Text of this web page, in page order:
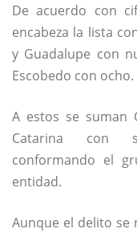
De acuerdo con
encabeza la lista
y Guadalupe con
Escobedo con ocho.
A estos se suman
Catarina con
conformando el
entidad.
Aunque el delito se